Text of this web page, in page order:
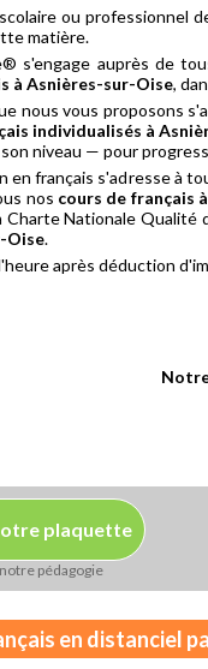
ou professionnel
matière.
s'engage auprès de
à Asnières-sur-Oise,
nous vous proposons
individualisés à
niveau — pour
français s'adresse à
nos cours de français
Charte Nationale Qualité
Oise.
après déduction
plaquette
pédagogie
en distanciel